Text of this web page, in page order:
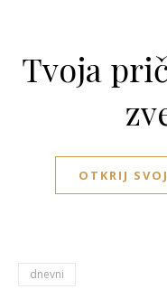
Tvoja
OTKRIJ
dnevni